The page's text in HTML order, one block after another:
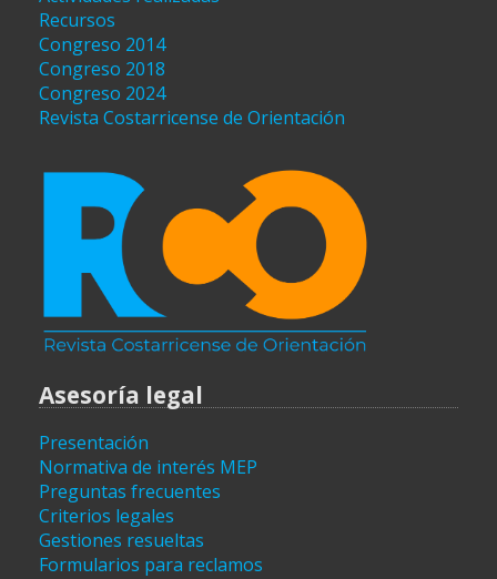
Recursos
Congreso 2014
Congreso 2018
Congreso 2024
Revista Costarricense de Orientación
Asesoría legal
Presentación
Normativa de interés MEP
Preguntas frecuentes
Criterios legales
Gestiones resueltas
Formularios para reclamos